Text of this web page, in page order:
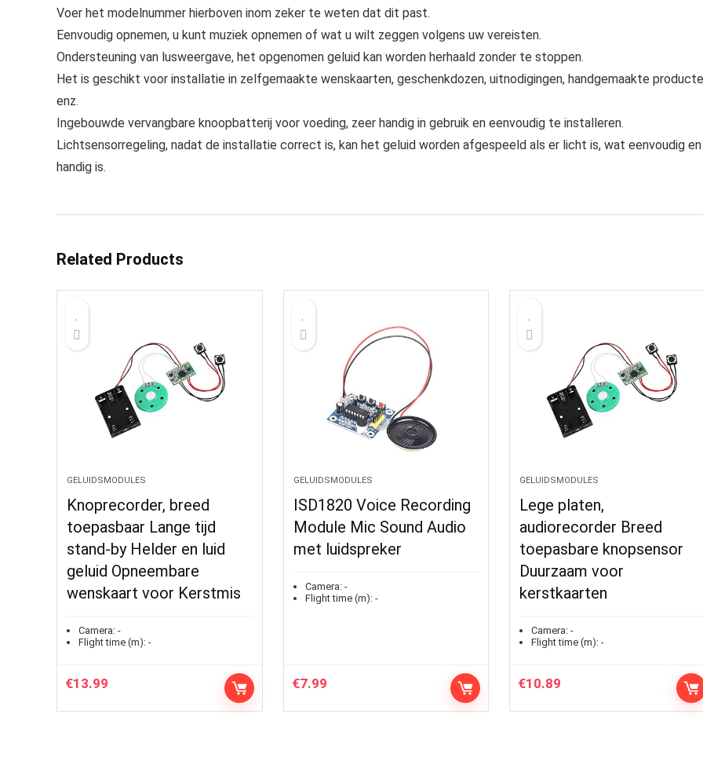
Voer het modelnummer hierboven inom zeker te weten dat dit past.
Eenvoudig opnemen, u kunt muziek opnemen of wat u wilt zeggen volgens uw vereisten.
Ondersteuning van lusweergave, het opgenomen geluid kan worden herhaald zonder te stoppen.
Het is geschikt voor installatie in zelfgemaakte wenskaarten, geschenkdozen, uitnodigingen, handgemaakte
enz.
Ingebouwde vervangbare knoopbatterij voor voeding, zeer handig in gebruik en eenvoudig te installeren.
Lichtsensorregeling, nadat de installatie correct is, kan het geluid worden afgespeeld als er licht is, wat eenvoudig en
handig is.
Related Products
GELUIDSMODULES
Knoprecorder, breed
toepasbaar Lange tijd
stand-by Helder en luid
geluid Opneembare
wenskaart voor Kerstmis
Camera: -
Flight time (m): -
€13.99
GELUIDSMODULES
ISD1820 Voice Recording
Module Mic Sound Audio
met luidspreker
Camera:-
Flight time (m):-
€7.99
GELUIDSMODULES
Lege platen,
audiorecorder Breed
toepasbare knopsensor
Duurzaam voor
kerstkaarten
Camera: -
Flight time (m): -
€10.89